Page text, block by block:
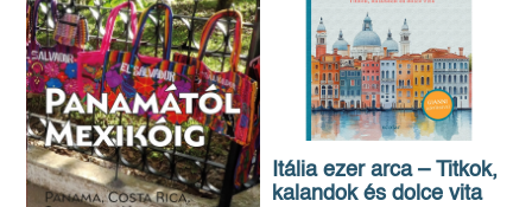
Itália ezer arca – Titkok,
kalandok és dolce vita